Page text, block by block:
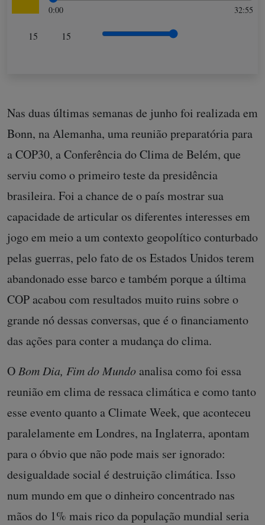
0:00 32:55
15 15
Nas duas últimas semanas de junho foi realizada em
Bonn, na Alemanha, uma reunião preparatória para
a COP30, a Conferência do Clima de Belém, que
serviu como o primeiro teste da presidência
brasileira. Foi a chance de o país mostrar sua
capacidade de articular os diferentes interesses em
jogo em meio a um contexto geopolítico conturbado
pelas guerras, pelo fato de os Estados Unidos terem
abandonado esse barco e também porque a última
COP acabou com resultados muito ruins sobre o
grande nó dessas conversas, que é o financiamento
das ações para conter a mudança do clima.
OBom Dia, Fim do Mundo analisa como foi essa
reunião em clima de ressaca climática e como tanto
esse evento quanto a Climate Week, que aconteceu
paralelamente em Londres, na Inglaterra, apontam
para o óbvio que não pode mais ser ignorado:
desigualdade social é destruição climática. Isso
num mundo em que o dinheiro concentrado nas
mãos do 1% mais rico da população mundial seria